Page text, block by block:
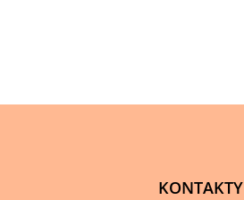
KONTAKTY